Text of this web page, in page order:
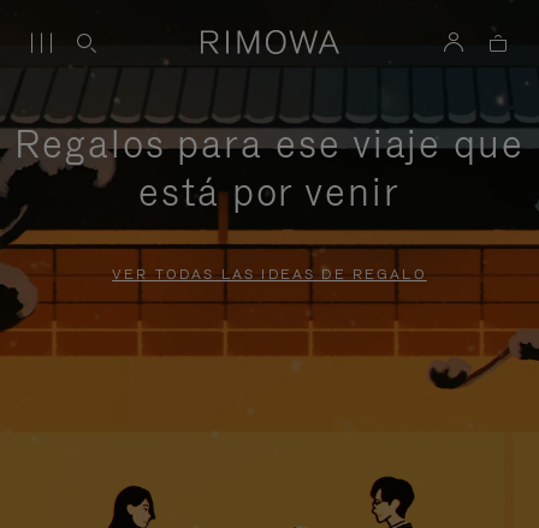
Regalos para ese viaje que
está por venir
VER TODAS LAS IDEAS DE REGALO